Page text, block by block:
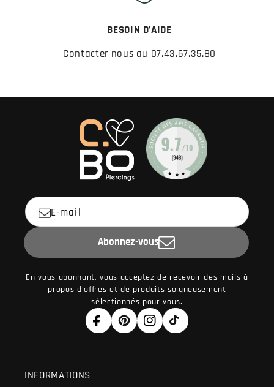
★★★★★
★★★★★ (3 avis)
BESOIN D’AIDE
Contacter nous au 07.43.67.35.80
E-mail
Abonnez-vous
En vous abonnant, vous acceptez de recevoir des mails à
propos d'offres et de produits soigneusement
sélectionnés pour vous.
FacebookPinterestInstagram
TikTok
INFORMATIONS